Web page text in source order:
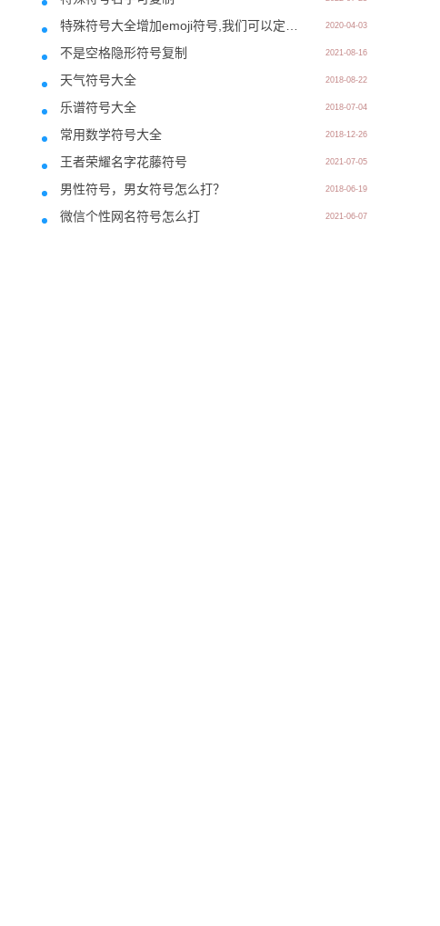
2020-04-03
不是空格隐形符号复制 2021-08-16
天气符号大全 2018-08-22
乐谱符号大全 2018-07-04
常用数学符号大全 2018-12-26
王者荣耀名字花藤符号 2021-07-05
男性符号，男女符号怎么打？ 2018-06-19
微信个性网名符号怎么打 2021-06-07